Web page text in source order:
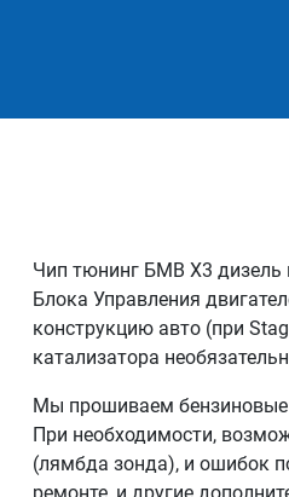
Чип тюнинг БМВ Х3 дизель
Блока Управления
конструкцию авто (при
катализатора
Мы прошиваем бензиновые
При необходимости,
(лямбда зонда), и ошибок